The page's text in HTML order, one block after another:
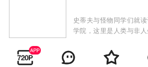
史蒂夫与怪物同学们就
学院，这里是人类与非
组成小队开始寻找解决校
揭开学院地下埋藏的远古